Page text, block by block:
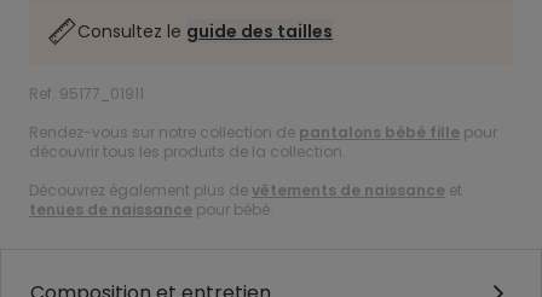
Consultez le guide des tailles
Ref. 95177_01911
Rendez-vous sur notre collection de pantalons bébé fille pour
découvrir tous les produits de la collection.
Découvrez également plus devêtements de naissance et
tenues de naissance pour bébé.